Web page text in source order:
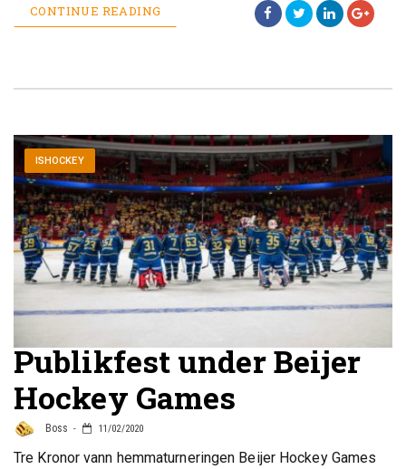
CONTINUE READING
ISHOCKEY
Publikfest under Beijer
Hockey Games
Boss 11/02/2020
Tre Kronor vann hemmaturneringen Beijer Hockey Games